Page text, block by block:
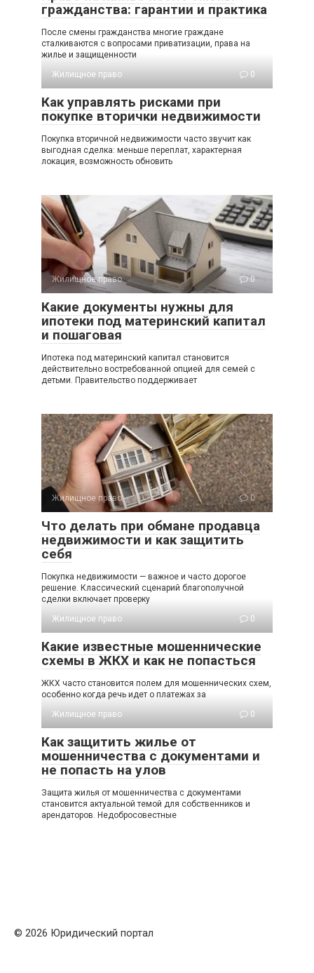
гражданства: гарантии и практика
После смены гражданства многие граждане
сталкиваются с вопросами приватизации, права на
жилье и защищенности
Жилищное право
0
Как управлять рисками при
покупке вторички недвижимости
Покупка вторичной недвижимости часто звучит как
выгодная сделка: меньше переплат, характерная
локация, возможность обновить
Жилищное право 0
Какие документы нужны для
ипотеки под материнский капитал
и пошаговая
Ипотека под материнский капитал становится
действительно востребованной опцией для семей с
детьми. Правительство поддерживает
Жилищное право 0
Что делать при обмане продавца
недвижимости и как защитить
себя
Покупка недвижимости — важное и часто дорогое
решение. Классический сценарий благополучной
сделки включает проверку
Жилищное право
0
Какие известные мошеннические
схемы в ЖКХ и как не попасться
ЖКХ часто становится полем для мошеннических схем,
особенно когда речь идет о платежах за
Жилищное право
0
Как защитить жилье от
мошенничества с документами и
не попасть на улов
Защита жилья от мошенничества с документами
становится актуальной темой для собственников и
арендаторов. Недобросовестные
© 2026 Юридический портал